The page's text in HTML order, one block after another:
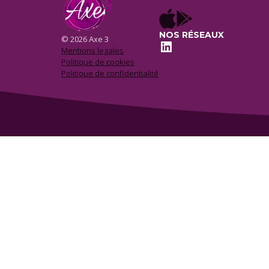
© 2026 Axe 3
Mentions legales
Politique de cookies
Politique de confidentialité
NOS RÉSEAUX
LinkedIn